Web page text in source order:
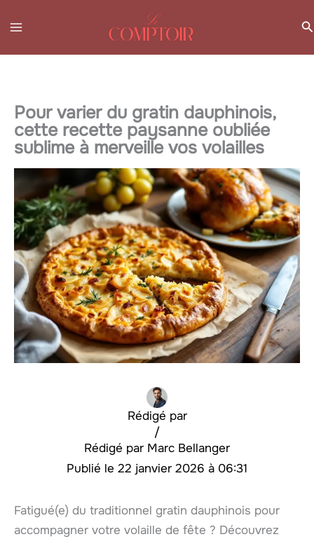
au
Pour varier du gratin dauphinois,
cette recette paysanne oubliée
sublime à merveille vos volailles
Rédigé par
Marc Bellanger
/
22 janvier 2026 à 06:31
Fatigué(e) du traditionnel gratin dauphinois pour
accompagner votre volaille de fête ? Découvrez